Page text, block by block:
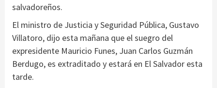
salvadoreños.
El ministro de Justicia y Seguridad Pública, Gustavo
Villatoro, dijo esta mañana que el suegro del
expresidente Mauricio Funes, Juan Carlos Guzmán
Berdugo, es extraditado y estará en El Salvador esta
tarde.